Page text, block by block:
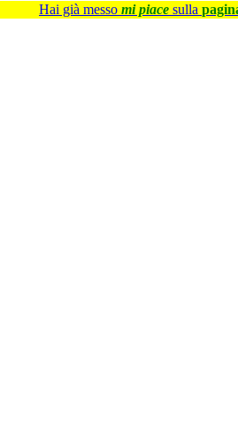
Hai già messo mi piace sulla